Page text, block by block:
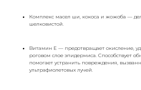
Комплекс масел ши, кокоса и жожоба —
шелковистой.
Витамин Е — предотвращает окисление,
роговом слое эпидермиса. Способствует
помогает устранить повреждения,
ультрафиолетовых лучей.